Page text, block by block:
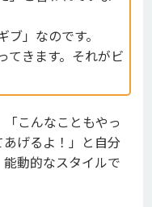
」なのです。
てきます。それがビ
こんなこともやっ
げるよ！」と 自分
動的なスタイルで